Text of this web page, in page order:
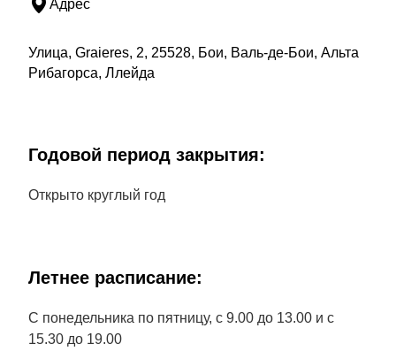
Адрес
Улица, Graieres, 2, 25528, Бои, Валь-де-Бои, Альта
Рибагорса, Ллейда
Годовой период закрытия:
Открыто круглый год
Летнее расписание:
С понедельника по пятницу, с 9.00 до 13.00 и с
15.30 до 19.00